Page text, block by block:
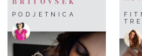
BRITOVŠEK
PODJETNICA